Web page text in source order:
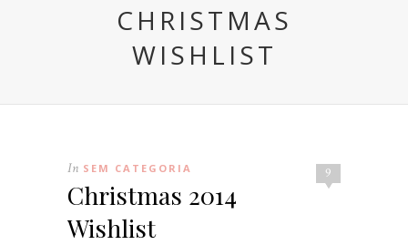
CHRISTMAS
WISHLIST
9
In SEM CATEGORIA
Christmas 2014
Wishlist